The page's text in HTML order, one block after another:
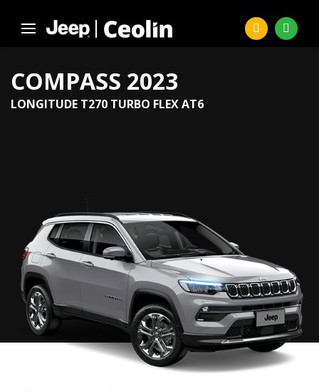
COMPASS 2023
LONGITUDE T270 TURBO FLEX AT6